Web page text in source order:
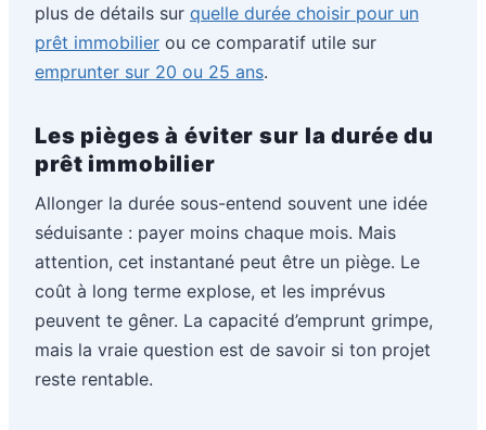
plus de détails sur quelle durée choisir pour un
prêt immobilier ou ce comparatif utile sur
emprunter sur 20 ou 25 ans.
Les pièges à éviter sur la durée du
prêt immobilier
Allonger la durée sous-entend souvent une idée
séduisante : payer moins chaque mois. Mais
attention, cet instantané peut être un piège. Le
coût à long terme explose, et les imprévus
peuvent te gêner. La capacité d’emprunt grimpe,
mais la vraie question est de savoir si ton projet
reste rentable.